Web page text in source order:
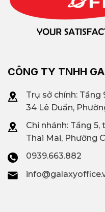
CÔNG TY TNHH
Trụ sở chính:
34 Lê Duẩn,
Chi nhánh: Tầng 5,
Thai Mai, Phường
0939.663.882